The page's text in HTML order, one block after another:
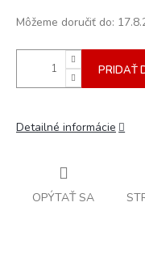
Môžeme doručiť do:
PRIDAŤ
Detailné informácie
OPÝTAŤ SA